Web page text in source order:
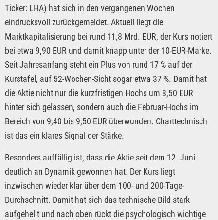
Ticker: LHA) hat sich in den vergangenen Wochen
eindrucksvoll zurückgemeldet. Aktuell liegt die
Marktkapitalisierung bei rund 11,8 Mrd. EUR, der Kurs notiert
bei etwa 9,90 EUR und damit knapp unter der 10-EUR-Marke.
Seit Jahresanfang steht ein Plus von rund 17 % auf der
Kurstafel, auf 52-Wochen-Sicht sogar etwa 37 %. Damit hat
die Aktie nicht nur die kurzfristigen Hochs um 8,50 EUR
hinter sich gelassen, sondern auch die Februar-Hochs im
Bereich von 9,40 bis 9,50 EUR überwunden. Charttechnisch
ist das ein klares Signal der Stärke.
Besonders auffällig ist, dass die Aktie seit dem 12. Juni
deutlich an Dynamik gewonnen hat. Der Kurs liegt
inzwischen wieder klar über dem 100- und 200-Tage-
Durchschnitt. Damit hat sich das technische Bild stark
aufgehellt und nach oben rückt die psychologisch wichtige